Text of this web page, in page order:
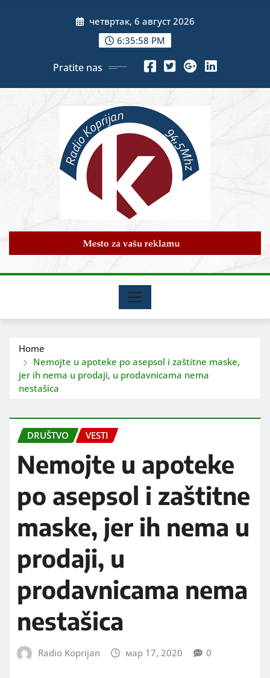
четвртак, 6 август 2026
6:36:00 PM
Pratite nas
Home
Nemojte u apoteke po asepsol i zaštitne maske,
jer ih nema u prodaji, u prodavnicama nema
nestašica
DRUŠTVO VESTI
Nemojte u apoteke
po asepsol i zaštitne
maske, jer ih nema u
prodaji, u
prodavnicama nema
nestašica
Radio Koprijan мар 17, 2020 0